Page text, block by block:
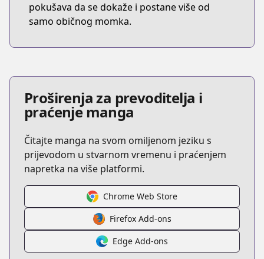
pokušava da se dokaže i postane više od
samo običnog momka.
Proširenja za prevoditelja i
praćenje manga
Čitajte manga na svom omiljenom jeziku s
prijevodom u stvarnom vremenu i praćenjem
napretka na više platformi.
Chrome Web Store
Firefox Add-ons
Edge Add-ons